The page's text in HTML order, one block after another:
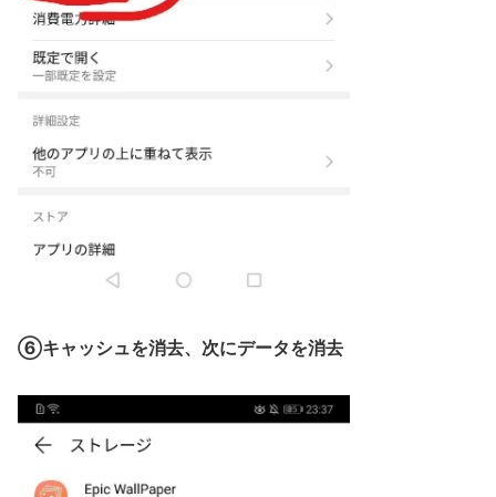
⑥キャッシュを消去、次にデータを消去